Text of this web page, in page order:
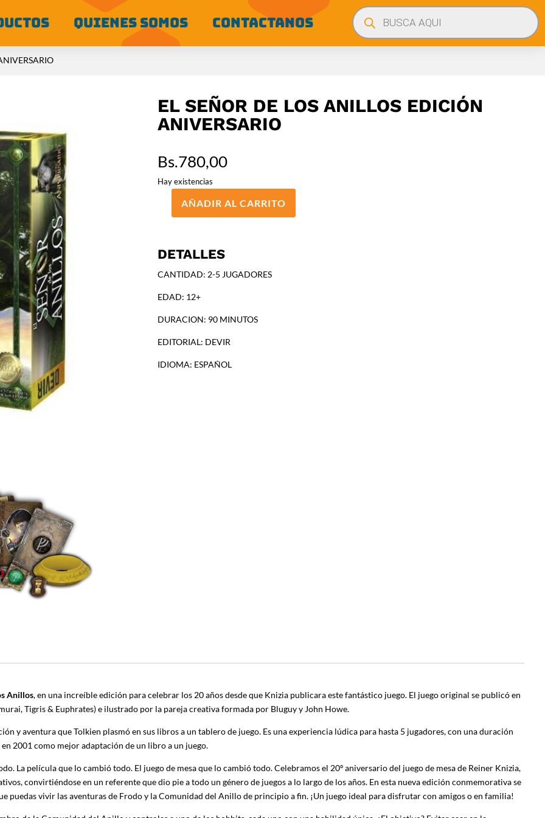
QUIENES SOMOS CONTACTANOS
Búsqueda
de
productos
EL SEÑOR DE LOS ANILLOS EDICIÓN
ANIVERSARIO
Bs.780,00
Hay existencias
LOS
EDICIÓN
ANIVERSARIO
AÑADIR AL CARRITO
DETALLES
CANTIDAD: 2-5 JUGADORES
EDAD: 12+
DURACION: 90 MINUTOS
EDITORIAL: DEVIR
IDIOMA: ESPAÑOL
Anillos, en una increíble edición para celebrar los 20 años desde que Knizia publicara este fantástico juego. El juego original se publicó en
Tigris & Euphrates) e ilustrado por la pareja creativa formada por Bluguy y John Howe.
y aventura que Tolkien plasmó en sus libros a un tablero de juego. Es una experiencia lúdica para hasta 5 jugadores, con una duración
en 2001 como mejor adaptación de un libro a un juego.
La película que lo cambió todo. El juego de mesa que lo cambió todo. Celebramos el 20º aniversario del juego de mesa de Reiner Knizia,
convirtiéndose en un referente que dio pie a todo un género de juegos a lo largo de los años. En esta nueva edición conmemorativa se
puedas vivir las aventuras de Frodo y la Comunidad del Anillo de principio a fin. ¡Un juego ideal para disfrutar con amigos o en familia!